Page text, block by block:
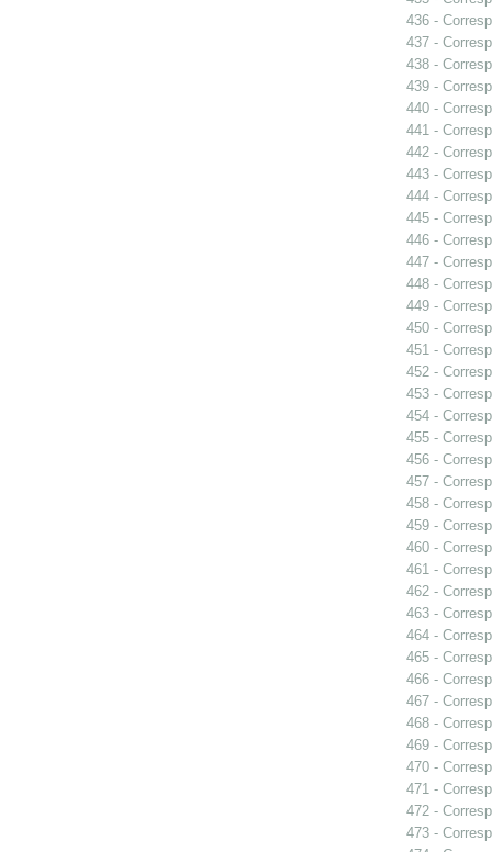
436 -
437 -
438 -
439 -
440 -
441 -
442 -
443 -
444 -
445 -
446 -
447 -
448 -
449 -
450 -
451 -
452 -
453 -
454 -
455 -
456 -
457 -
458 -
459 -
460 -
461 -
462 -
463 -
464 -
465 -
466 -
467 -
468 -
469 -
470 -
471 -
472 -
473 -